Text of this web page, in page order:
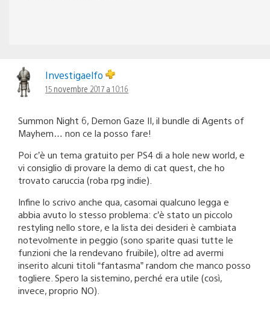
Investigaelfo
15 novembre 2017 a 10:16
Summon Night 6, Demon Gaze II, il bundle di Agents of
Mayhem… non ce la posso fare!
Poi c’è un tema gratuito per PS4 di a hole new world, e
vi consiglio di provare la demo di cat quest, che ho
trovato caruccia (roba rpg indie).
Infine lo scrivo anche qua, casomai qualcuno legga e
abbia avuto lo stesso problema: c’è stato un piccolo
restyling nello store, e la lista dei desideri è cambiata
notevolmente in peggio (sono sparite quasi tutte le
funzioni che la rendevano fruibile), oltre ad avermi
inserito alcuni titoli “fantasma” random che manco posso
togliere. Spero la sistemino, perché era utile (così,
invece, proprio NO).